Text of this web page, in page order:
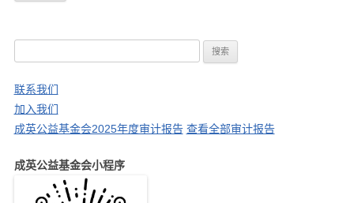
：
联系我们
加入我们
成英公益基金会2025年度审计报告 查看全部审计报告
成英公益基金会小程序